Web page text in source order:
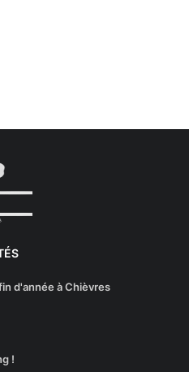
d'année à Chièvres
!